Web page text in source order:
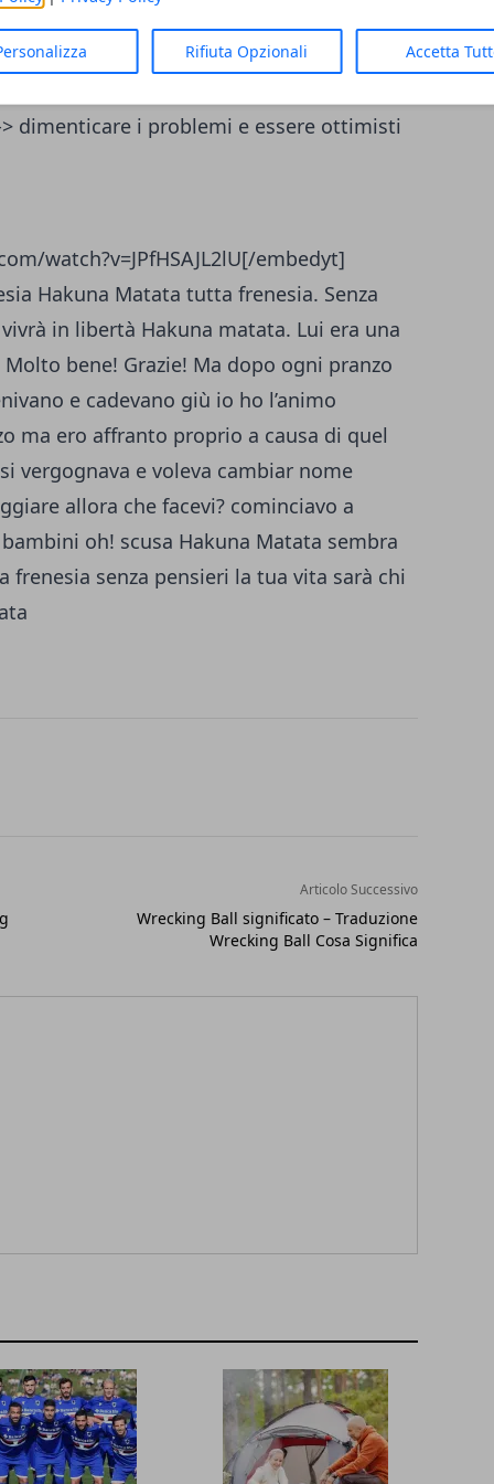
Rifiuta Opzionali Accetta
Re Leone
dimenticare i problemi e essere ottimisti
watch?v=JPfHSAJL2lU[/embedyt]
Hakuna Matata tutta frenesia. Senza
in libertà Hakuna matata. Lui era una
bene! Grazie! Ma dopo ogni pranzo
e cadevano giù io ho l’animo
ma ero affranto proprio a causa di quel
vergognava e voleva cambiar nome
allora che facevi? cominciavo a
oh! scusa Hakuna Matata sembra
senza pensieri la tua vita sarà chi
Articolo Successivo
Wrecking Ball significato – Traduzione
Wrecking Ball Cosa Significa